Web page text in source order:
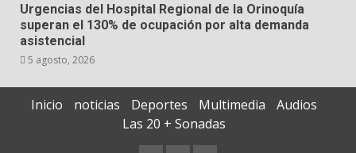
Urgencias del Hospital Regional de la Orinoquía
superan el 130% de ocupación por alta demanda
asistencial
5 agosto, 2026
Inicio noticias Deportes Multimedia
Audios
Las 20 + Sonadas